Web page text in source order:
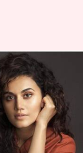
హీరోయిన్
pm